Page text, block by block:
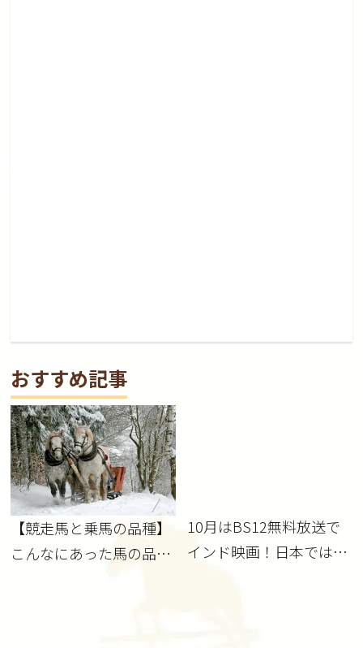
おすすめ記事
【競走馬と乗馬の品種】
こんなにあった馬の品
10月はBS12無料放送で
インド映画！日本では見